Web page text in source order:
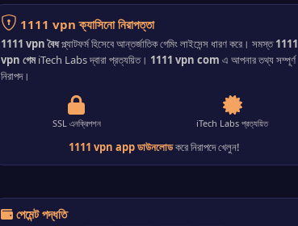
1111 vpn ক্যাসিনো নিরাপত্তা
1111 vpn বৈধপ্ল্যাটফর্ম হিসেবে আন্তর্জাতিক গেমিং লাইসেন্স ধারণ করে। সমস্ত1111
vpn গেমiTech Labs দ্বারা প্রত্যয়িত। 1111 vpn com এ আপনার তথ্য সম্পূর্ণ
নিরাপদ।
SSL এনক্রিপশন iTech Labs প্রত্যয়িত
1111 vpn app ডাউনলোডকরে নিরাপদে খেলুন!
পেমেন্ট পদ্ধতি